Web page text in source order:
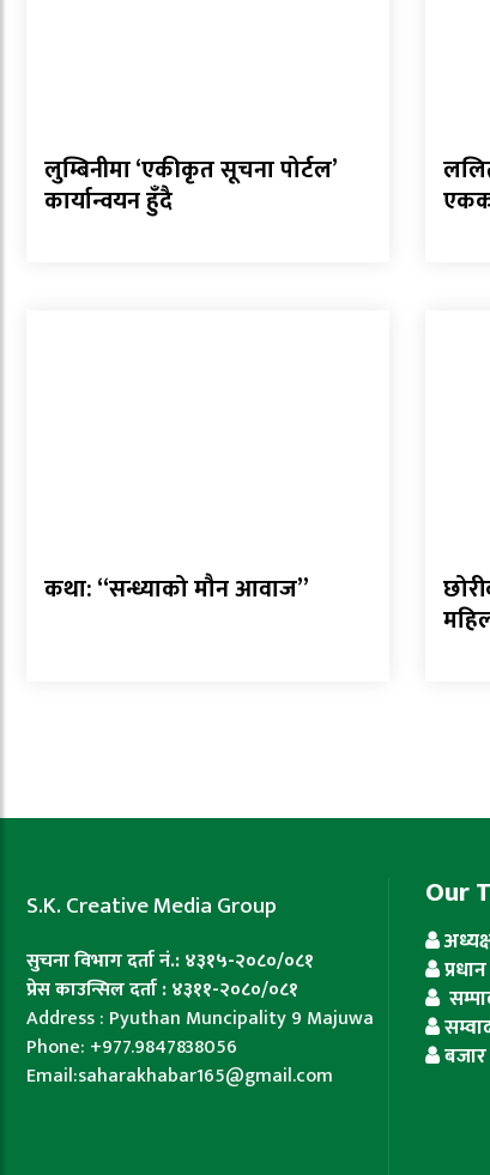
लुम्बिनीमा ‘एकीकृत सूचना पोर्टल’
कार्यान्वयन हुँदै
कथा: “सन्ध्याको मौन आवाज”
S.K. Creative Media Group
सुचना विभाग दर्ता नं.: ४३१५-२०८०/०८१
प्रेस काउन्सिल दर्ता : ४३११-२०८०/०८१
Address : Pyuthan Muncipality 9 Majuwa
Phone: +977.9847838056
Email:saharakhabar165@gmail.com
Our
बजार